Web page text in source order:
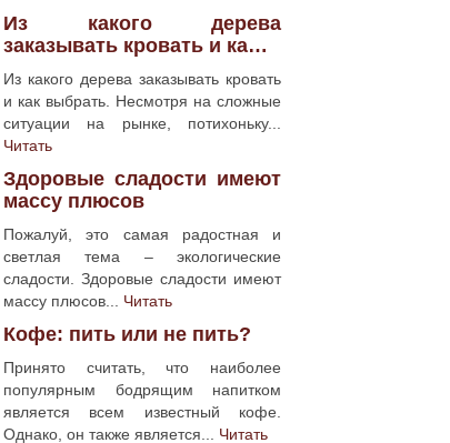
Из какого дерева
заказывать кровать и ка…
Из какого дерева заказывать кровать
и как выбрать. Несмотря на сложные
ситуации на рынке, потихоньку...
Читать
Здоровые сладости имеют
массу плюсов
Пожалуй, это самая радостная и
светлая тема – экологические
сладости. Здоровые сладости имеют
массу плюсов... Читать
Кофе: пить или не пить?
Принято считать, что наиболее
популярным бодрящим напитком
является всем известный кофе.
Однако, он также является... Читать